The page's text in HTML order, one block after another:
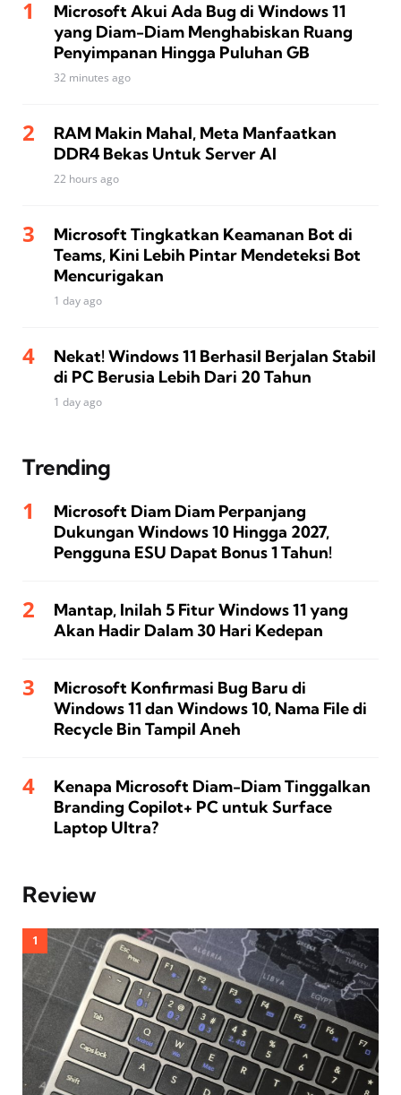
Microsoft Akui Ada Bug di Windows 11
yang Diam-Diam Menghabiskan Ruang
Penyimpanan Hingga Puluhan GB
32 minutes ago
RAM Makin Mahal, Meta Manfaatkan
DDR4 Bekas Untuk Server AI
22 hours ago
Microsoft Tingkatkan Keamanan Bot di
Teams, Kini Lebih Pintar Mendeteksi Bot
Mencurigakan
1 day ago
Nekat! Windows 11 Berhasil Berjalan Stabil
di PC Berusia Lebih Dari 20 Tahun
1 day ago
Trending
Microsoft Diam Diam Perpanjang
Dukungan Windows 10 Hingga 2027,
Pengguna ESU Dapat Bonus 1 Tahun!
Mantap, Inilah 5 Fitur Windows 11 yang
Akan Hadir Dalam 30 Hari Kedepan
Microsoft Konfirmasi Bug Baru di
Windows 11 dan Windows 10, Nama File di
Recycle Bin Tampil Aneh
Kenapa Microsoft Diam-Diam Tinggalkan
Branding Copilot+ PC untuk Surface
Laptop Ultra?
Review